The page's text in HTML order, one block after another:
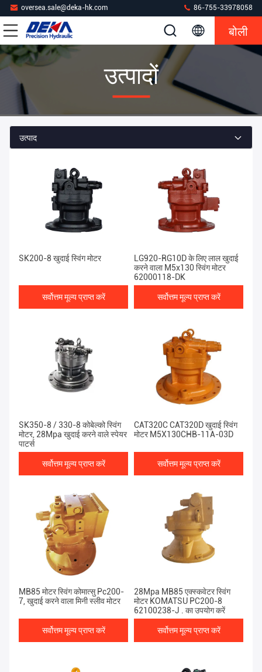
oversea.sale@deka-hk.com 86-755-33978058
बोली
उत्पादों
उत्पाद
SK200-8 खुदाई स्विंग मोटर
सर्वोत्तम मूल्य प्राप्त करें
LG920-RG10D के लिए लाल खुदाई
करने वाला M5x130 स्विंग मोटर
62000118-DK
सर्वोत्तम मूल्य प्राप्त करें
SK350-8 / 330-8 कोबेल्को स्विंग
मोटर, 28Mpa खुदाई करने वाले स्पेयर
पार्ट्स
सर्वोत्तम मूल्य प्राप्त करें
CAT320C CAT320D खुदाई स्विंग
मोटर M5X130CHB-11A-03D
सर्वोत्तम मूल्य प्राप्त करें
MB85 मोटर स्विंग कोमात्सु Pc200-
7, खुदाई करने वाला मिनी स्लीव मोटर
सर्वोत्तम मूल्य प्राप्त करें
28Mpa MB85 एक्स्कवेटर स्विंग
मोटर KOMATSU PC200-8
62100238-J . का उपयोग करें
सर्वोत्तम मूल्य प्राप्त करें